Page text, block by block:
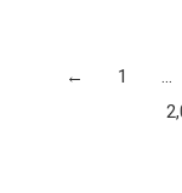
← 1 …